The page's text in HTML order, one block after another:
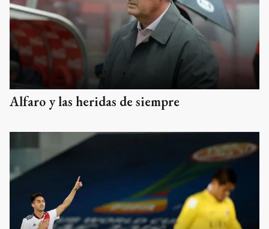
Alfaro y las heridas de siempre